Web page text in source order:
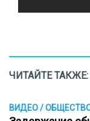
ЧИТАЙТЕ ТАКЖЕ:
ВИДЕО /